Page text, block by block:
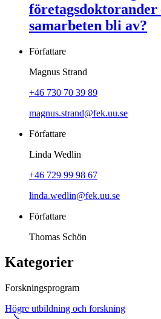
samarbeten bli av?
Författare
Magnus Strand
+46 730 70 39 89
magnus.strand@fek.uu.se
Författare
Linda Wedlin
+46 729 99 98 67
linda.wedlin@fek.uu.se
Författare
Thomas Schön
Kategorier
Forskningsprogram
Högre utbildning och forskning